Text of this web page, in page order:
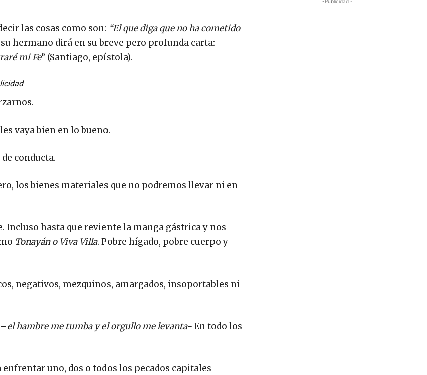
las cosas como son: “El que diga que no ha cometido
su hermano dirá en su breve pero profunda carta:
mi Fe” (Santiago, epístola).
vaya bien en lo bueno.
conducta.
los bienes materiales que no podremos llevar ni en
Incluso hasta que reviente la manga gástrica y nos
Tonayán o Viva Villa. Pobre hígado, pobre cuerpo y
negativos, mezquinos, amargados, insoportables ni
el hambre me tumba y el orgullo me levanta-En todo los
uno, dos o todos los pecados capitales